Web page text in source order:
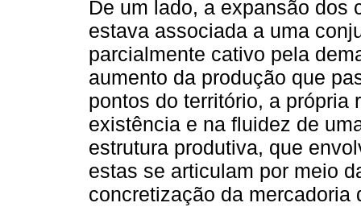
De um lado, a expansão dos
estava associada a uma
parcialmente cativo pela
aumento da produção que
pontos do território, a própria
existência e na fluidez de
estrutura produtiva, que
estas se articulam por meio
concretização da mercadoria